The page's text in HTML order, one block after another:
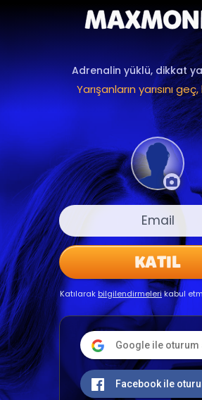
Adrenalin yüklü, dikkat
Yarışanların yarısını
KATIL
Katılarak bilgilendirmelerikabul
Google ile oturum
Facebook ile